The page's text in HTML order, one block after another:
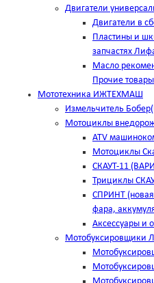
Двигатели
Двигатели в
Пластины и
запчастях
Масло
Прочие
Мототехника ИЖТЕХМАШ
Измельчитель
Мотоциклы
ATV
Мотоциклы
СКАУТ-11
Трициклы
СПРИНТ (новая
фара,
Аксессуары и
Мотобуксировщики